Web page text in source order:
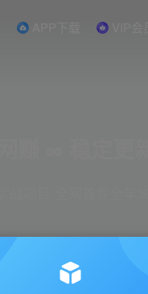
APP下载 VIP会员